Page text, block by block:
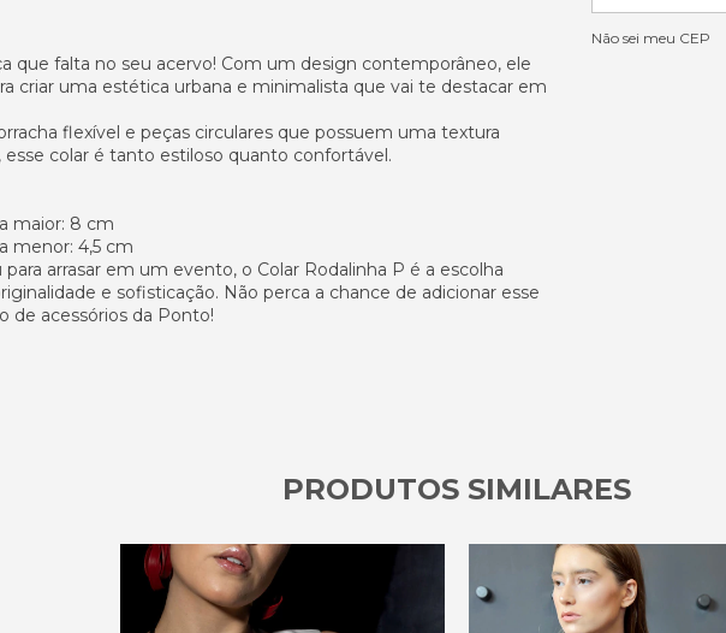
que falta no seu acervo! Com um design contemporâneo, ele
criar uma estética urbana e minimalista que vai te destacar em
flexível e peças circulares que possuem uma textura
esse colar é tanto estiloso quanto confortável.
maior: 8 cm
menor: 4,5 cm
arrasar em um evento, o Colar Rodalinha P é a escolha
e sofisticação. Não perca a chance de adicionar esse
de acessórios da Ponto!
Não sei meu CEP
PRODUTOS SIMILARES